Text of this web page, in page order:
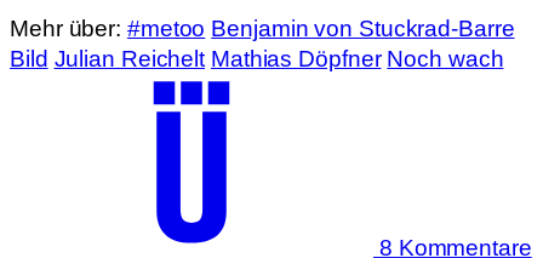
Mehr über: #metoo Benjamin von Stuckrad-Barre
Bild Julian Reichelt Mathias Döpfner Noch wach
8 Kommentare